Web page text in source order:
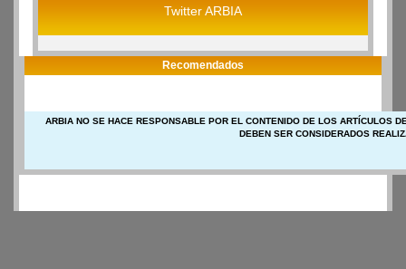
Twitter ARBIA
Recomendados
ARBIA NO SE HACE RESPONSABLE POR EL CONTENIDO DE LOS ARTÍCULOS
DEBEN SER CONSIDERADOS